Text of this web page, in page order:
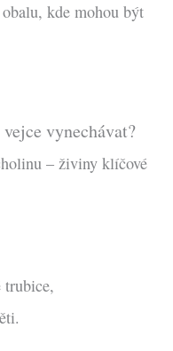
kde mohou být
vynechávat?
– živiny klíčové
trubice,